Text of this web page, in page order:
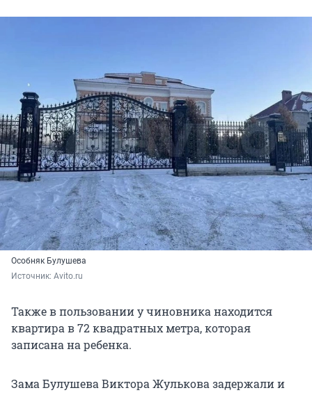
Особняк Булушева
Источник: Avito.ru
Также в пользовании у чиновника находится
квартира в 72 квадратных метра, которая
записана на ребенка.
Зама Булушева Виктора Жулькова задержали и